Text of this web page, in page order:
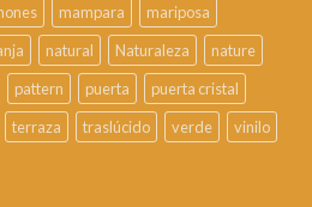
mampara
mariposa
natural Naturaleza
nature
pattern puerta
puerta cristal
terraza traslúcido verde
vinilo